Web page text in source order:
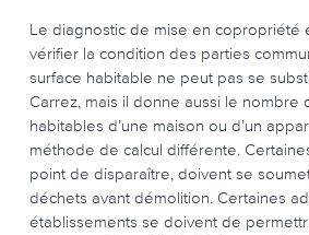
Le diagnostic de mise en copropriété
vérifier la condition des parties
surface habitable ne peut pas se
Carrez, mais il donne aussi le nombre
habitables d’une maison ou d’un
méthode de calcul différente.
point de disparaître, doivent se
déchets avant démolition. Certaines
établissements se doivent de